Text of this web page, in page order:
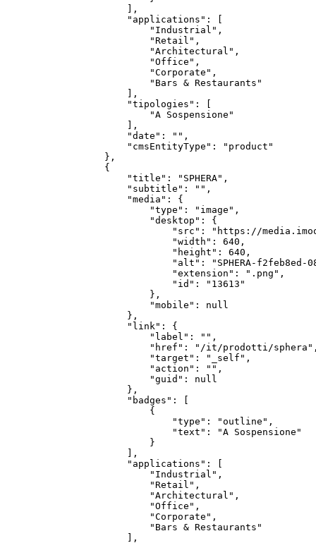
        ],
        "applications": [
            "Industrial",
            "Retail",
            "Architectural",
            "Office",
            "Corporate",
            "Bars & Restaurants"
        ],
        "tipologies": [
            "A Sospensione"
        ],
        "date": "",
        "cmsEntityType": "product"
    },
    {
        "title": "SPHERA",
        "subtitle": "",
        "media": {
            "type": "image",
            "desktop": {
"src": "https://
                "width": 640,
                "height": 640,
"alt": "SPHERA-f2feb8ed-
                "extension": ".png",
                "id": "13613"
            },
            "mobile": null
        },
        "link": {
            "label": "",
"href": "/it/prodotti/
            "target": "_self",
            "action": "",
            "guid": null
        },
        "badges": [
            {
                "type": "outline",
                "text": "A Sospensione"
            }
        ],
        "applications": [
            "Industrial",
            "Retail",
            "Architectural",
            "Office",
            "Corporate",
            "Bars & Restaurants"
        ],